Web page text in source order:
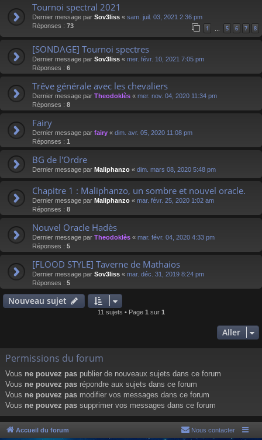
Tournoi spectral 2021
Dernier message par Sov3liss « sam. juil. 03, 2021 2:36 pm
Réponses : 73 1 5 6 7 8
[SONDAGE] Tournoi spectres
Dernier message par Sov3liss « mer. févr. 10, 2021 7:05 pm
Réponses : 6
Trêve générale avec les chevaliers
Dernier message par Theodoklès « mer. nov. 04, 2020 11:34 pm
Réponses : 8
Fairy
Dernier message par fairy « dim. avr. 05, 2020 11:08 pm
Réponses : 1
BG de l'Ordre
Dernier message par Maliphanzo « dim. mars 08, 2020 5:48 pm
Chapitre 1 : Maliphanzo, un sombre et nouvel oracle.
Dernier message par Maliphanzo « mar. févr. 25, 2020 1:02 am
Réponses : 8
Nouvel Oracle Hadès
Dernier message par Theodoklès « mar. févr. 04, 2020 4:33 pm
Réponses : 5
[FLOOD STYLE] Taverne de Mathaios
Dernier message par Sov3liss « mar. déc. 31, 2019 8:24 pm
Réponses : 5
Nouveau sujet
11 sujets • Page 1 sur 1
Aller
Permissions du forum
Vous ne pouvez pas publier de nouveaux sujets dans ce forum
Vous ne pouvez pas répondre aux sujets dans ce forum
Vous ne pouvez pas modifier vos messages dans ce forum
Vous ne pouvez pas supprimer vos messages dans ce forum
Accueil du forum Nous contacter